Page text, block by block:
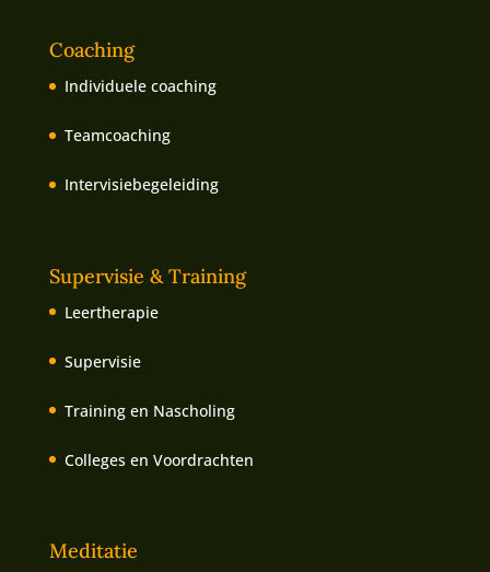
Coaching
Individuele coaching
Teamcoaching
Intervisiebegeleiding
Supervisie & Training
Leertherapie
Supervisie
Training en Nascholing
Colleges en Voordrachten
Meditatie